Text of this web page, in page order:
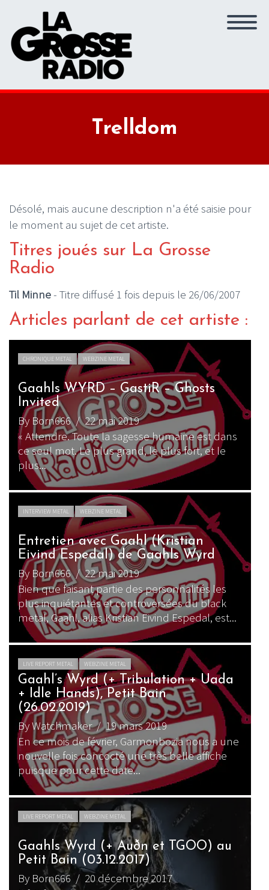
Trelldom
Désolé, mais aucune description n'a été saisie pour
le moment au sujet de cet artiste.
Titres joués sur La Grosse
Radio
Til Minne- Titre diffusé 1 fois depuis le 26/06/2007
Articles parlant de cet artiste :
CHRONIQUE METAL WEBZINE METAL
Gaahls WYRD – GastiR – Ghosts
Invited
By Born666/ 22 mai 2019
« Attendre. Toute la sagesse humaine est dans
ce seul mot. Le plus grand, le plus fort, et le
plus...
INTERVIEW METAL WEBZINE METAL
Entretien avec Gaahl (Kristian
Eivind Espedal) de Gaahls Wyrd
By Born666/ 22 mai 2019
Bien que faisant partie des personnalités les
plus inquiétantes et controversées du black
metal, Gaahl, alias Kristian Eivind Espedal, est...
LIVE REPORT METAL WEBZINE METAL
Gaahl’s Wyrd (+ Tribulation + Uada
+ Idle Hands), Petit Bain
(26.02.2019)
By Watchmaker/ 19 mars 2019
En ce mois de février, Garmonbozia nous a une
nouvelle fois concocté une très belle affiche
puisque pour cette date...
LIVE REPORT METAL WEBZINE METAL
Gaahls Wyrd (+ Auðn et TGOO) au
Petit Bain (03.12.2017)
By Born666 / 20 décembre 2017